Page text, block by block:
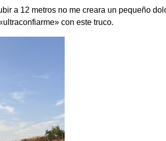
a 12 metros no me creara un pequeño
con este truco.